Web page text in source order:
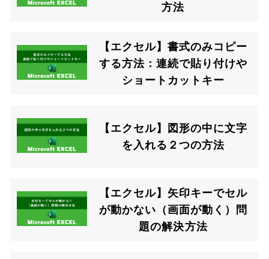
方法
【エクセル】書式のみコピー
する方法：連続で貼り付けや
ショートカットキー
【エクセル】図形の中に文字
を入れる２つの方法
【エクセル】矢印キーでセル
が動かない（画面が動く）問
題の解決方法